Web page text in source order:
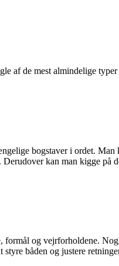
af de mest almindelige
bogstaver i ordet.
kan man kigge på
og vejrforholdene.
båden og justere